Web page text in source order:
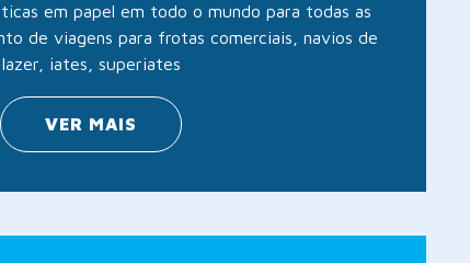
em papel em todo o mundo para todas as
de viagens para frotas comerciais, navios de
lazer, iates, superiates
VER MAIS